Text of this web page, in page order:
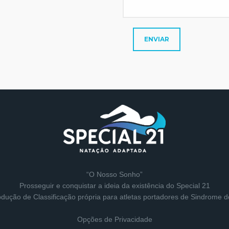
“O Nosso Sonho”
Prosseguir e conquistar a ideia da existência do Special 21
de Classificação própria para atletas portadores de Sindrome
Opções de Privacidade